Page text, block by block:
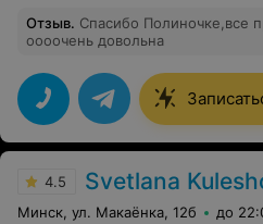
Отзыв. Спасибо Полиночке,все
оооочень довольна
4.5 Svetlana Kulesho
Минск, ул. Макаёнка, 12б до